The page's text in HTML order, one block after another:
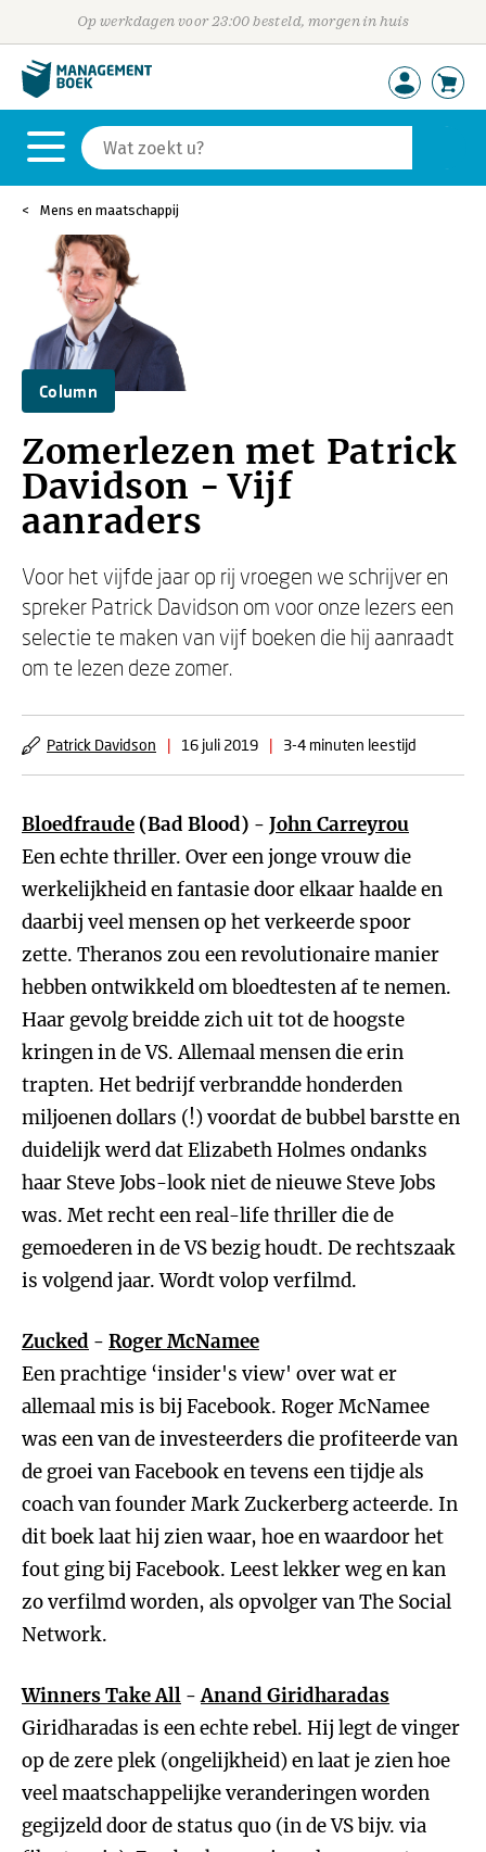
Op werkdagen voor 23:00 besteld, morgen in huis
Mens en maatschappij
Column
Zomerlezen met Patrick
Davidson - Vijf
aanraders
Voor het vijfde jaar op rij vroegen we schrijver en
spreker Patrick Davidson om voor onze lezers een
selectie te maken van vijf boeken die hij aanraadt
om te lezen deze zomer.
Patrick Davidson | 16 juli 2019 | 3-4 minuten leestijd
Bloedfraude (Bad Blood) - John Carreyrou
Een echte thriller. Over een jonge vrouw die
werkelijkheid en fantasie door elkaar haalde en
daarbij veel mensen op het verkeerde spoor
zette. Theranos zou een revolutionaire manier
hebben ontwikkeld om bloedtesten af te nemen.
Haar gevolg breidde zich uit tot de hoogste
kringen in de VS. Allemaal mensen die erin
trapten. Het bedrijf verbrandde honderden
miljoenen dollars (!) voordat de bubbel barstte en
duidelijk werd dat Elizabeth Holmes ondanks
haar Steve Jobs-look niet de nieuwe Steve Jobs
was. Met recht een real-life thriller die de
gemoederen in de VS bezig houdt. De rechtszaak
is volgend jaar. Wordt volop verfilmd.
Zucked - Roger McNamee
Een prachtige ‘insider's view' over wat er
allemaal mis is bij Facebook. Roger McNamee
was een van de investeerders die profiteerde van
de groei van Facebook en tevens een tijdje als
coach van founder Mark Zuckerberg acteerde. In
dit boek laat hij zien waar, hoe en waardoor het
fout ging bij Facebook. Leest lekker weg en kan
zo verfilmd worden, als opvolger van The Social
Network.
Winners Take All -Anand Giridharadas
Giridharadas is een echte rebel. Hij legt de vinger
op de zere plek (ongelijkheid) en laat je zien hoe
veel maatschappelijke veranderingen worden
gegijzeld door de status quo (in de VS bijv. via